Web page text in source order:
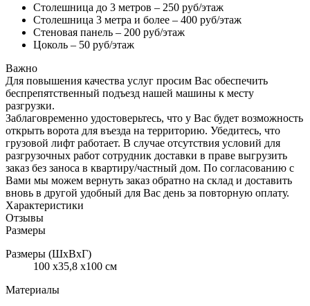
Столешница до 3 метров – 250 руб/этаж
Столешница 3 метра и более – 400 руб/этаж
Стеновая панель – 200 руб/этаж
Цоколь – 50 руб/этаж
Важно
Для повышения качества услуг просим Вас обеспечить
беспрепятственный подъезд нашей машины к месту
разгрузки.
Заблаговременно удостоверьтесь, что у Вас будет возможность
открыть ворота для въезда на территорию. Убедитесь, что
грузовой лифт работает. В случае отсутствия условий для
разгрузочных работ сотрудник доставки в праве выгрузить
заказ без заноса в квартиру/частный дом. По согласованию с
Вами мы можем вернуть заказ обратно на склад и доставить
вновь в другой удобный для Вас день за повторную оплату.
Характеристики
Отзывы
Размеры
Размеры (ШхВхГ)
100 x35,8 x100 см
Материалы